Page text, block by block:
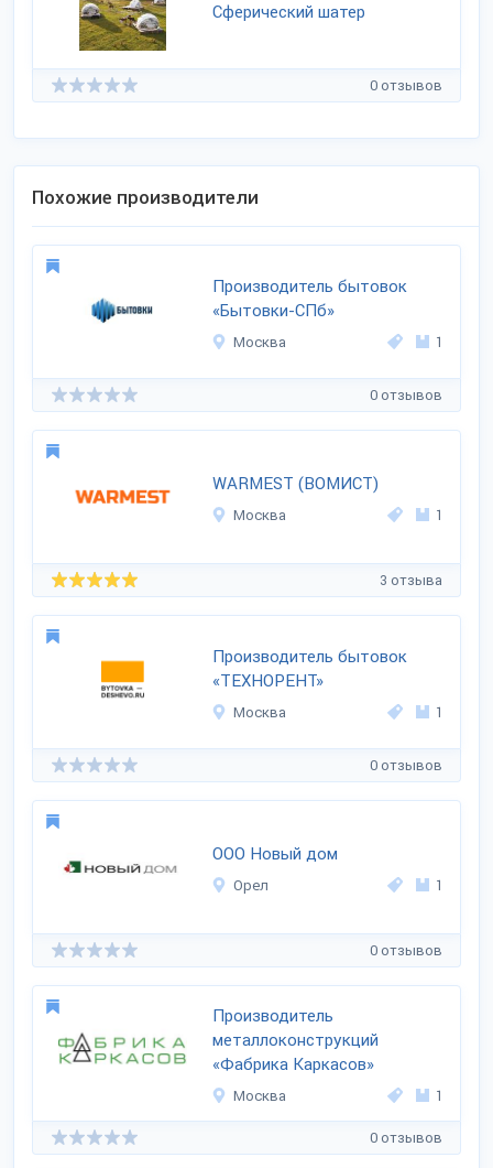
Сферический шатер
0 отзывов
Похожие производители
Производитель бытовок
«Бытовки-СПб»
Москва 1
0 отзывов
WARMEST (ВОМИСТ)
Москва 1
3 отзыва
Производитель бытовок
«ТЕХНОРЕНТ»
Москва 1
0 отзывов
ООО Новый дом
Орел 1
0 отзывов
Производитель
металлоконструкций
«Фабрика Каркасов»
Москва 1
0 отзывов